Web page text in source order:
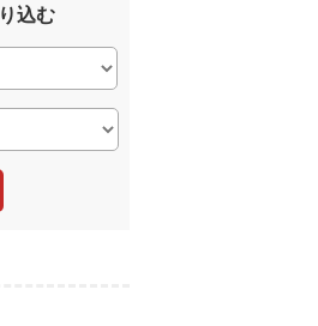
込む